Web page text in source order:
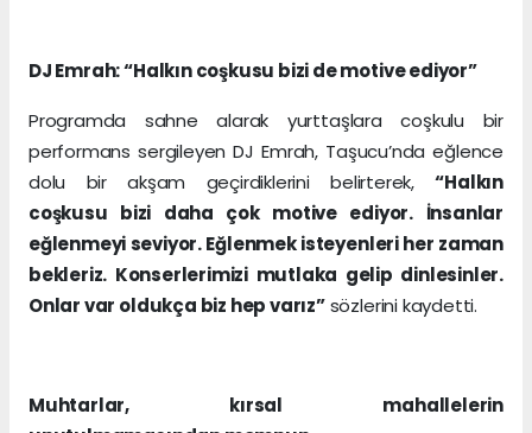
DJ Emrah: “Halkın coşkusu bizi de motive ediyor”
Programda sahne alarak yurttaşlara coşkulu bir
performans sergileyen DJ Emrah, Taşucu’nda eğlence
dolu bir akşam geçirdiklerini belirterek,“Halkın
coşkusu bizi daha çok motive ediyor. İnsanlar
eğlenmeyi seviyor. Eğlenmek isteyenleri her zaman
bekleriz. Konserlerimizi mutlaka gelip dinlesinler.
Onlar var oldukça biz hep varız”sözlerini kaydetti.
Muhtarlar, kırsal mahallelerin